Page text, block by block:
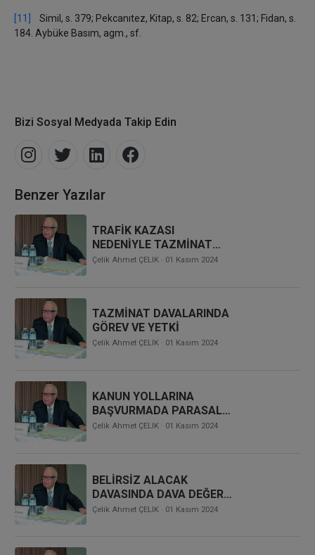
[11]
Simil, s. 379; Pekcanıtez, Kitap, s. 82; Ercan, s. 131; Fidan, s.
184. Aybüke Basım, agm., sf.
Bizi Sosyal Medyada Takip Edin
Benzer Yazılar
TRAFİK KAZASI
NEDENİYLE TAZMİNAT
DAVALARINDA GÖREVLİ
Çelik Ahmet ÇELIK· 01 Kasım 2024
TAZMİNAT DAVALARINDA
GÖREV VE YETKİ
Çelik Ahmet ÇELIK· 01 Kasım 2024
KANUN YOLLARINA
BAŞVURMADA PARASAL
SINIRLAR YA DA HAK
Çelik Ahmet ÇELIK· 01 Kasım 2024
BELİRSİZ ALACAK
DAVASINDA DAVA DEĞERİ
BİRKAÇ KEZ
Çelik Ahmet ÇELIK · 01 Kasım 2024